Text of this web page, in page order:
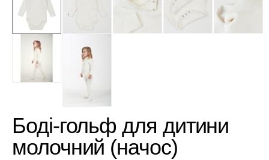
Боді-гольф для дитини
молочний (начос)